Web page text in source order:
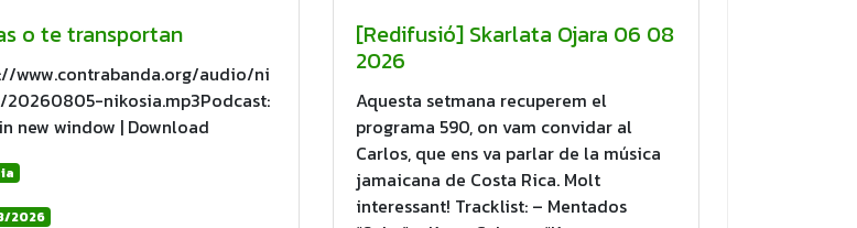
o te transportan
www.contrabanda.org/audio/ni
20260805-nikosia.mp3Podcast:
new window | Download
2026
[Redifusió] Skarlata Ojara 06 08
2026
Aquesta setmana recuperem el
programa 590, on vam convidar al
Carlos, que ens va parlar de la música
jamaicana de Costa Rica. Molt
interessant! Tracklist: – Mentados